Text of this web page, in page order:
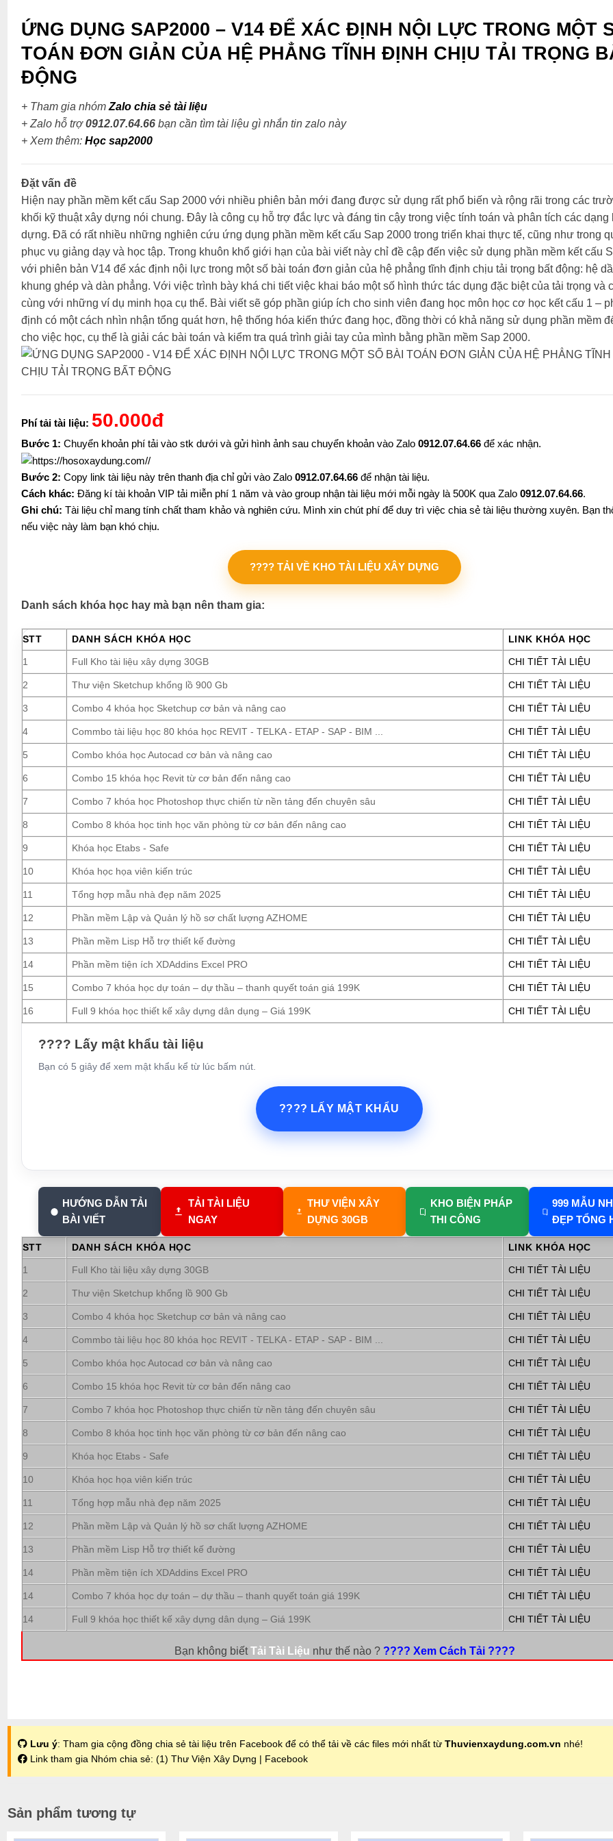
ỨNG DỤNG SAP2000 – V14 ĐỂ XÁC ĐỊNH NỘI LỰC TRONG MỘT
TOÁN ĐƠN GIẢN CỦA HỆ PHẲNG TĨNH ĐỊNH CHỊU TẢI TRỌNG
ĐỘNG
+ Tham gia nhómZalo chia sẻ tài liệu
+ Zalo hỗ trợ0912.07.64.66bạn cần tìm tài liệu gì nhắn tin zalo này
+ Xem thêm: Học sap2000
Đặt vấn đề
Hiện nay phần mềm kết cấu Sap 2000 với nhiều phiên bản mới đang được sử dụng rất phổ biến và rộng rãi trong các
khối kỹ thuật xây dựng nói chung. Đây là công cụ hỗ trợ đắc lực và đáng tin cậy trong việc tính toán và phân tích các dạng
dựng. Đã có rất nhiều những nghiên cứu ứng dụng phần mềm kết cấu Sap 2000 trong triển khai thực tế, cũng như trong
phục vụ giảng dạy và học tập. Trong khuôn khổ giới hạn của bài viết này chỉ đề cập đến việc sử dụng phần mềm kết cấu
với phiên bản V14 để xác định nội lực trong một số bài toán đơn giản của hệ phẳng tĩnh định chịu tải trọng bất động: hệ
khung ghép và dàn phẳng. Với việc trình bày khá chi tiết việc khai báo một số hình thức tác dụng đặc biệt của tải trọng và
cùng với những ví dụ minh họa cụ thể. Bài viết sẽ góp phần giúp ích cho sinh viên đang học môn học cơ học kết cấu 1 –
định có một cách nhìn nhận tổng quát hơn, hệ thống hóa kiến thức đang học, đồng thời có khả năng sử dụng phần mềm
cho việc học, cụ thể là giải các bài toán và kiểm tra quá trình giải tay của mình bằng phần mềm Sap 2000.
Phí tải tài liệu: 50.000đ
Bước 1: Chuyển khoản phí tải vào stk dưới và gửi hình ảnh sau chuyển khoản vào Zalo 0912.07.64.66để xác nhận.
Bước 2: Copy link tài liệu này trên thanh địa chỉ gửi vào Zalo 0912.07.64.66để nhận tài liệu.
Cách khác: Đăng kí tài khoản VIP tải miễn phí 1 năm và vào group nhận tài liệu mới mỗi ngày là 500K qua Zalo 0912.07.64.66.
Ghi chú: Tài liệu chỉ mang tính chất tham khảo và nghiên cứu. Mình xin chút phí để duy trì việc chia sẻ tài liệu thường xuyên. Bạn
nếu việc này làm bạn khó chịu.
???? TẢI VỀ KHO TÀI LIỆU XÂY DỰNG
Danh sách khóa học hay mà bạn nên tham gia:
STT DANH SÁCH KHÓA HỌC LINK KHÓA HỌC
1 Full Kho tài liệu xây dựng 30GB CHI TIẾT TÀI LIỆU
2 Thư viện Sketchup khổng lồ 900 Gb CHI TIẾT TÀI LIỆU
3 Combo 4 khóa học Sketchup cơ bản và nâng cao CHI TIẾT TÀI LIỆU
4 Commbo tài liệu học 80 khóa học REVIT - TELKA - ETAP - SAP - BIM ... CHI TIẾT TÀI LIỆU
5 Combo khóa học Autocad cơ bản và nâng cao CHI TIẾT TÀI LIỆU
6 Combo 15 khóa học Revit từ cơ bản đến nâng cao CHI TIẾT TÀI LIỆU
7 Combo 7 khóa học Photoshop thực chiến từ nền tảng đến chuyên sâu CHI TIẾT TÀI LIỆU
8 Combo 8 khóa học tinh học văn phòng từ cơ bản đến nâng cao CHI TIẾT TÀI LIỆU
9 Khóa học Etabs - Safe CHI TIẾT TÀI LIỆU
10 Khóa học họa viên kiến trúc CHI TIẾT TÀI LIỆU
11 Tổng hợp mẫu nhà đẹp năm 2025 CHI TIẾT TÀI LIỆU
12 Phần mềm Lập và Quản lý hồ sơ chất lượng AZHOME CHI TIẾT TÀI LIỆU
13 Phần mềm Lisp Hỗ trợ thiết kế đường CHI TIẾT TÀI LIỆU
14 Phần mềm tiện ích XDAddins Excel PRO CHI TIẾT TÀI LIỆU
15 Combo 7 khóa học dự toán – dự thầu – thanh quyết toán giá 199K CHI TIẾT TÀI LIỆU
16 Full 9 khóa học thiết kế xây dựng dân dụng – Giá 199K CHI TIẾT TÀI LIỆU
???? Lấy mật khẩu tài liệu
Bạn có 5 giây để xem mật khẩu kể từ lúc bấm nút.
???? LẤY MẬT KHẨU
HƯỚNG DẪN TẢI
BÀI VIẾT
TẢI TÀI LIỆU
NGAY
THƯ VIỆN XÂY
DỰNG 30GB
KHO BIỆN PHÁP
THI CÔNG
999 MẪU
ĐẸP TỔNG
STT DANH SÁCH KHÓA HỌC LINK KHÓA HỌC
1 Full Kho tài liệu xây dựng 30GB CHI TIẾT TÀI LIỆU
2 Thư viện Sketchup khổng lồ 900 Gb CHI TIẾT TÀI LIỆU
3 Combo 4 khóa học Sketchup cơ bản và nâng cao CHI TIẾT TÀI LIỆU
4 Commbo tài liệu học 80 khóa học REVIT - TELKA - ETAP - SAP - BIM ... CHI TIẾT TÀI LIỆU
5 Combo khóa học Autocad cơ bản và nâng cao CHI TIẾT TÀI LIỆU
6 Combo 15 khóa học Revit từ cơ bản đến nâng cao CHI TIẾT TÀI LIỆU
7 Combo 7 khóa học Photoshop thực chiến từ nền tảng đến chuyên sâu CHI TIẾT TÀI LIỆU
8 Combo 8 khóa học tinh học văn phòng từ cơ bản đến nâng cao CHI TIẾT TÀI LIỆU
9 Khóa học Etabs - Safe CHI TIẾT TÀI LIỆU
10 Khóa học họa viên kiến trúc CHI TIẾT TÀI LIỆU
11 Tổng hợp mẫu nhà đẹp năm 2025 CHI TIẾT TÀI LIỆU
12 Phần mềm Lập và Quản lý hồ sơ chất lượng AZHOME CHI TIẾT TÀI LIỆU
13 Phần mềm Lisp Hỗ trợ thiết kế đường CHI TIẾT TÀI LIỆU
14 Phần mềm tiện ích XDAddins Excel PRO CHI TIẾT TÀI LIỆU
14 Combo 7 khóa học dự toán – dự thầu – thanh quyết toán giá 199K CHI TIẾT TÀI LIỆU
14 Full 9 khóa học thiết kế xây dựng dân dụng – Giá 199K CHI TIẾT TÀI LIỆU
Bạn không biếtTải Tài Liệu như thế nào ? ???? Xem Cách Tải ????
Lưu ý: Tham gia cộng đồng chia sẻ tài liệu trên Facebook để có thể tải về các files mới nhất từ Thuvienxaydung.com.vn nhé!
Link tham gia Nhóm chia sẻ: (1) Thư Viện Xây Dựng | Facebook
Sản phẩm tương tự